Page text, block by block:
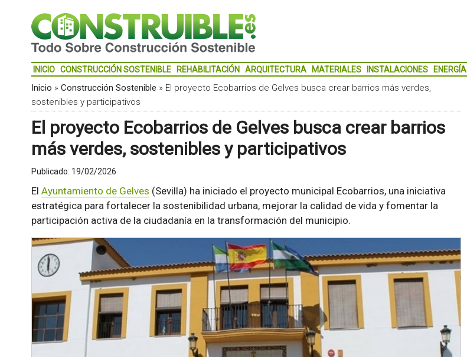
INICIO CONSTRUCCIÓN SOSTENIBLE REHABILITACIÓN ARQUITECTURA MATERIALES INSTALACIONES ENERGÍA
Inicio » Construcción Sostenible » El proyecto Ecobarrios de Gelves busca crear barrios más verdes,
sostenibles y participativos
El proyecto Ecobarrios de Gelves busca crear barrios
más verdes, sostenibles y participativos
Publicado: 19/02/2026
El Ayuntamiento de Gelves (Sevilla) ha iniciado el proyecto municipal Ecobarrios, una iniciativa
estratégica para fortalecer la sostenibilidad urbana, mejorar la calidad de vida y fomentar la
participación activa de la ciudadanía en la transformación del municipio.